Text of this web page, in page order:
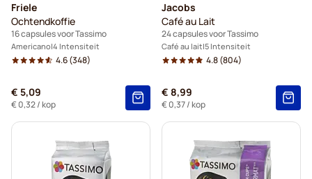
Friele
Ochtendkoffie
16 capsules voor Tassimo
Americano 4 Intensiteit
4.6(348)
€ 5,09
€ 0,32/ kop
Jacobs
Café au Lait
24 capsules voor Tassimo
Café au lait 5 Intensiteit
4.8(804)
€ 8,99
€ 0,37/ kop